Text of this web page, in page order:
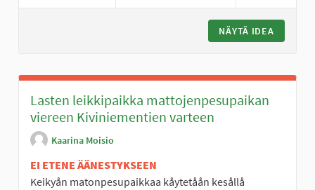
NÄYTÄ IDEA
Lasten leikkipaikka mattojenpesupaikan
viereen Kiviniementien varteen
Kaarina Moisio
EI ETENE ÄÄNESTYKSEEN
Keikyån matonpesupaikkaa kåytetåån kesållå